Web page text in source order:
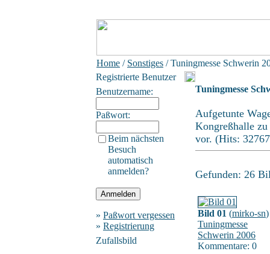
Home / Sonstiges / Tuningmesse Schwerin
Registrierte Benutzer
Benutzername:
Paßwort:
Beim nächsten
Besuch
automatisch
anmelden?
» Paßwort vergessen
» Registrierung
Zufallsbild
Tuningmesse
Aufgetunte
Kongreßhalle
vor. (Hits:
Gefunden: 26
Bild 01 (mirko-sn)
Tuningmesse
Schwerin 2006
Kommentare: 0